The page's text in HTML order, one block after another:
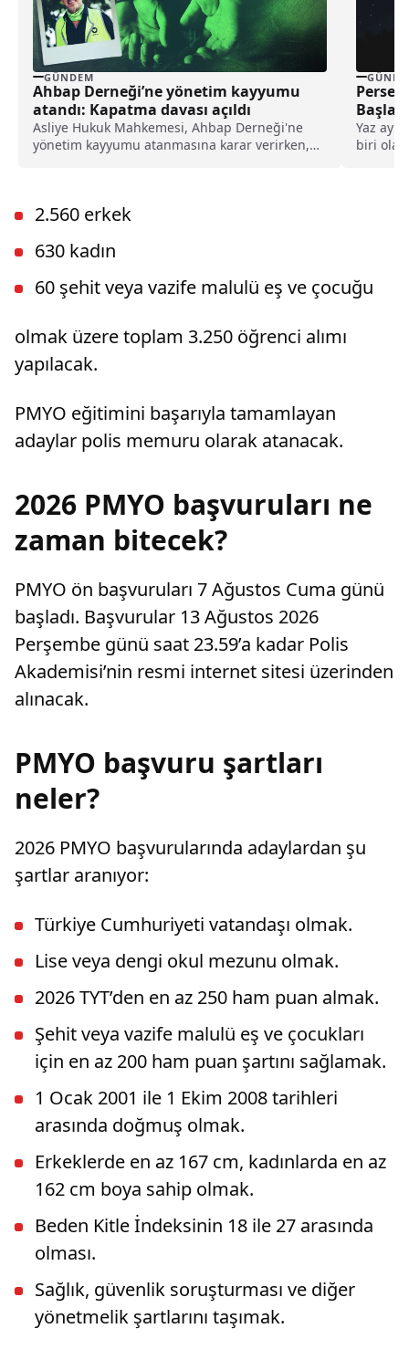
GÜNDEM
Ahbap Derneği’ne yönetim kayyumu
atandı: Kapatma davası açıldı
Asliye Hukuk Mahkemesi, Ahbap Derneği'ne
yönetim kayyumu atanmasına karar verirken,
mi?
Yaz
biri olan
2.560 erkek
630 kadın
60 şehit veya vazife malulü eş ve çocuğu
olmak üzere toplam 3.250 öğrenci alımı
yapılacak.
PMYO eğitimini başarıyla tamamlayan
adaylar polis memuru olarak atanacak.
2026 PMYO başvuruları ne
zaman bitecek?
PMYO ön başvuruları 7 Ağustos Cuma günü
başladı. Başvurular 13 Ağustos 2026
Perşembe günü saat 23.59’a kadar Polis
Akademisi’nin resmi internet sitesi üzerinden
alınacak.
PMYO başvuru şartları
neler?
2026 PMYO başvurularında adaylardan şu
şartlar aranıyor:
Türkiye Cumhuriyeti vatandaşı olmak.
Lise veya dengi okul mezunu olmak.
2026 TYT’den en az 250 ham puan almak.
Şehit veya vazife malulü eş ve çocukları
için en az 200 ham puan şartını sağlamak.
1 Ocak 2001 ile 1 Ekim 2008 tarihleri
arasında doğmuş olmak.
Erkeklerde en az 167 cm, kadınlarda en az
162 cm boya sahip olmak.
Beden Kitle İndeksinin 18 ile 27 arasında
olması.
Sağlık, güvenlik soruşturması ve diğer
yönetmelik şartlarını taşımak.